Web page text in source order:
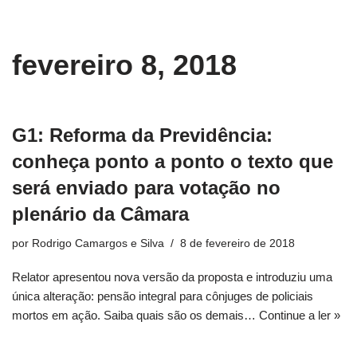
para
fevereiro 8, 2018
G1: Reforma da Previdência:
conheça ponto a ponto o texto que
será enviado para votação no
plenário da Câmara
por Rodrigo Camargos e Silva 8 de fevereiro de 2018
Relator apresentou nova versão da proposta e introduziu uma
única alteração: pensão integral para cônjuges de policiais
mortos em ação. Saiba quais são os demais… Continue a ler »